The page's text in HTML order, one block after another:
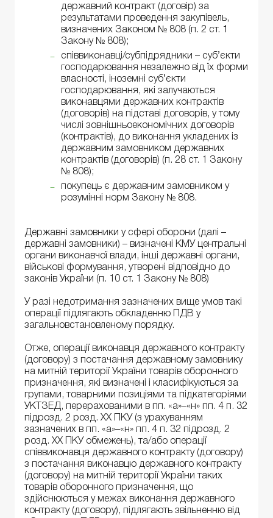
державний контракт (договір) за
результатами проведення закупівель,
визначених Законом № 808 (п. 2 ст. 1
Закону № 808);
співвиконавці/субпідрядники – суб’єкти
господарювання незалежно від їх форми
власності, іноземні суб’єкти
господарювання, які залучаються
виконавцями державних контрактів
(договорів) на підставі договорів, у тому
числі зовнішньоекономічних договорів
(контрактів), до виконання укладених із
державним замовником державних
контрактів (договорів) (п. 28 ст. 1 Закону
№ 808);
покупець є державним замовником у
розумінні норм Закону № 808.
Державні замовники у сфері оборони (далі –
державні замовники) – визначені КМУ центральні
органи виконавчої влади, інші державні органи,
військові формування, утворені відповідно до
законів України (п. 10 ст. 1 Закону № 808)
У разі недотримання зазначених вище умов такі
операції підлягають обкладенню ПДВ у
загальновстановленому порядку.
Отже, операції виконавця державного контракту
(договору) з постачання державному замовнику
на митній території України товарів оборонного
призначення, які визначені і класифікуються за
групами, товарними позиціями та підкатегоріями
УКТЗЕД, перерахованими в пп. «а»–«н» пп. 4 п. 32
підрозд. 2 розд. XX ПКУ (з урахуванням
зазначених в пп. «а»–«н» пп. 4 п. 32 підрозд. 2
розд. XX ПКУ обмежень), та/або операції
співвиконавця державного контракту (договору)
з постачання виконавцю державного контракту
(договору) на митній території України таких
товарів оборонного призначення, що
здійснюються у межах виконання державного
контракту (договору), підлягають звільненню від